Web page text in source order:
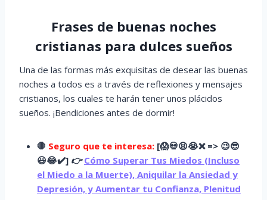
Frases de buenas noches
cristianas para dulces sueños
Una de las formas más exquisitas de desear las buenas
noches a todos es a través de reflexiones y mensajes
cristianos, los cuales te harán tener unos plácidos
sueños. ¡Bendiciones antes de dormir!
🛑 Seguro que te interesa: [😱💀😫😭❌ => 😉😎
😃😂✔️] 👉 Cómo Superar Tus Miedos (Incluso
el Miedo a la Muerte), Aniquilar la Ansiedad y
Depresión, y Aumentar tu Confianza, Plenitud